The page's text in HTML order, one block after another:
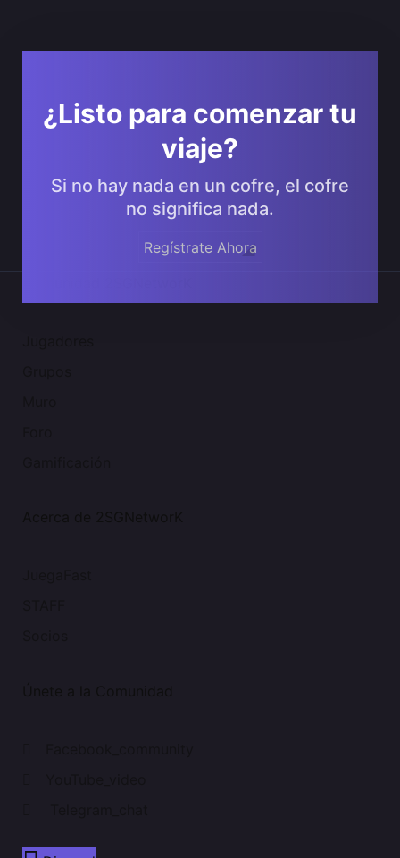
¿Listo para comenzar tu
viaje?
Si no hay nada en un cofre, el cofre
no significa nada.
Regístrate Ahora